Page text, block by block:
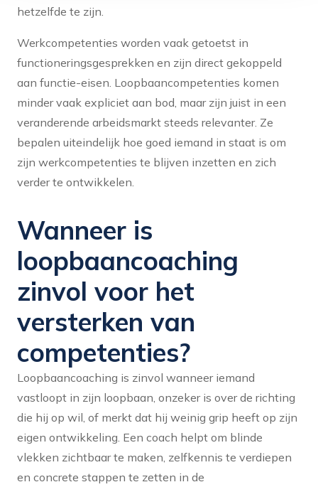
hetzelfde te zijn.
Werkcompetenties worden vaak getoetst in
functioneringsgesprekken en zijn direct gekoppeld
aan functie-eisen. Loopbaancompetenties komen
minder vaak expliciet aan bod, maar zijn juist in een
veranderende arbeidsmarkt steeds relevanter. Ze
bepalen uiteindelijk hoe goed iemand in staat is om
zijn werkcompetenties te blijven inzetten en zich
verder te ontwikkelen.
Wanneer is
loopbaancoaching
zinvol voor het
versterken van
competenties?
Loopbaancoaching is zinvol wanneer iemand
vastloopt in zijn loopbaan, onzeker is over de richting
die hij op wil, of merkt dat hij weinig grip heeft op zijn
eigen ontwikkeling. Een coach helpt om blinde
vlekken zichtbaar te maken, zelfkennis te verdiepen
en concrete stappen te zetten in de